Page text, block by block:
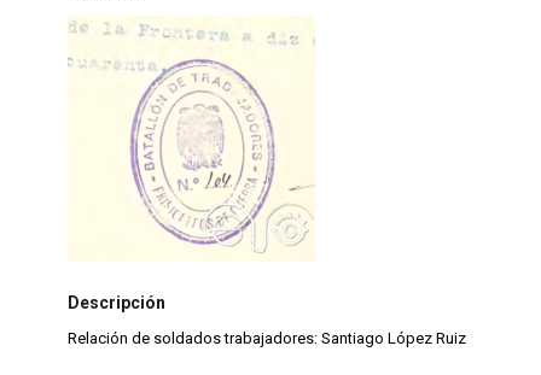
Descripción
Relación de soldados trabajadores: Santiago López Ruiz